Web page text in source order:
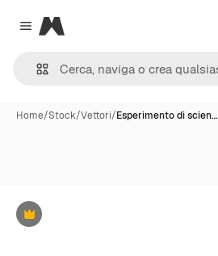
Close menu
Magnific
Home/Stock/Vettori/Esperimento di scien…
Premium